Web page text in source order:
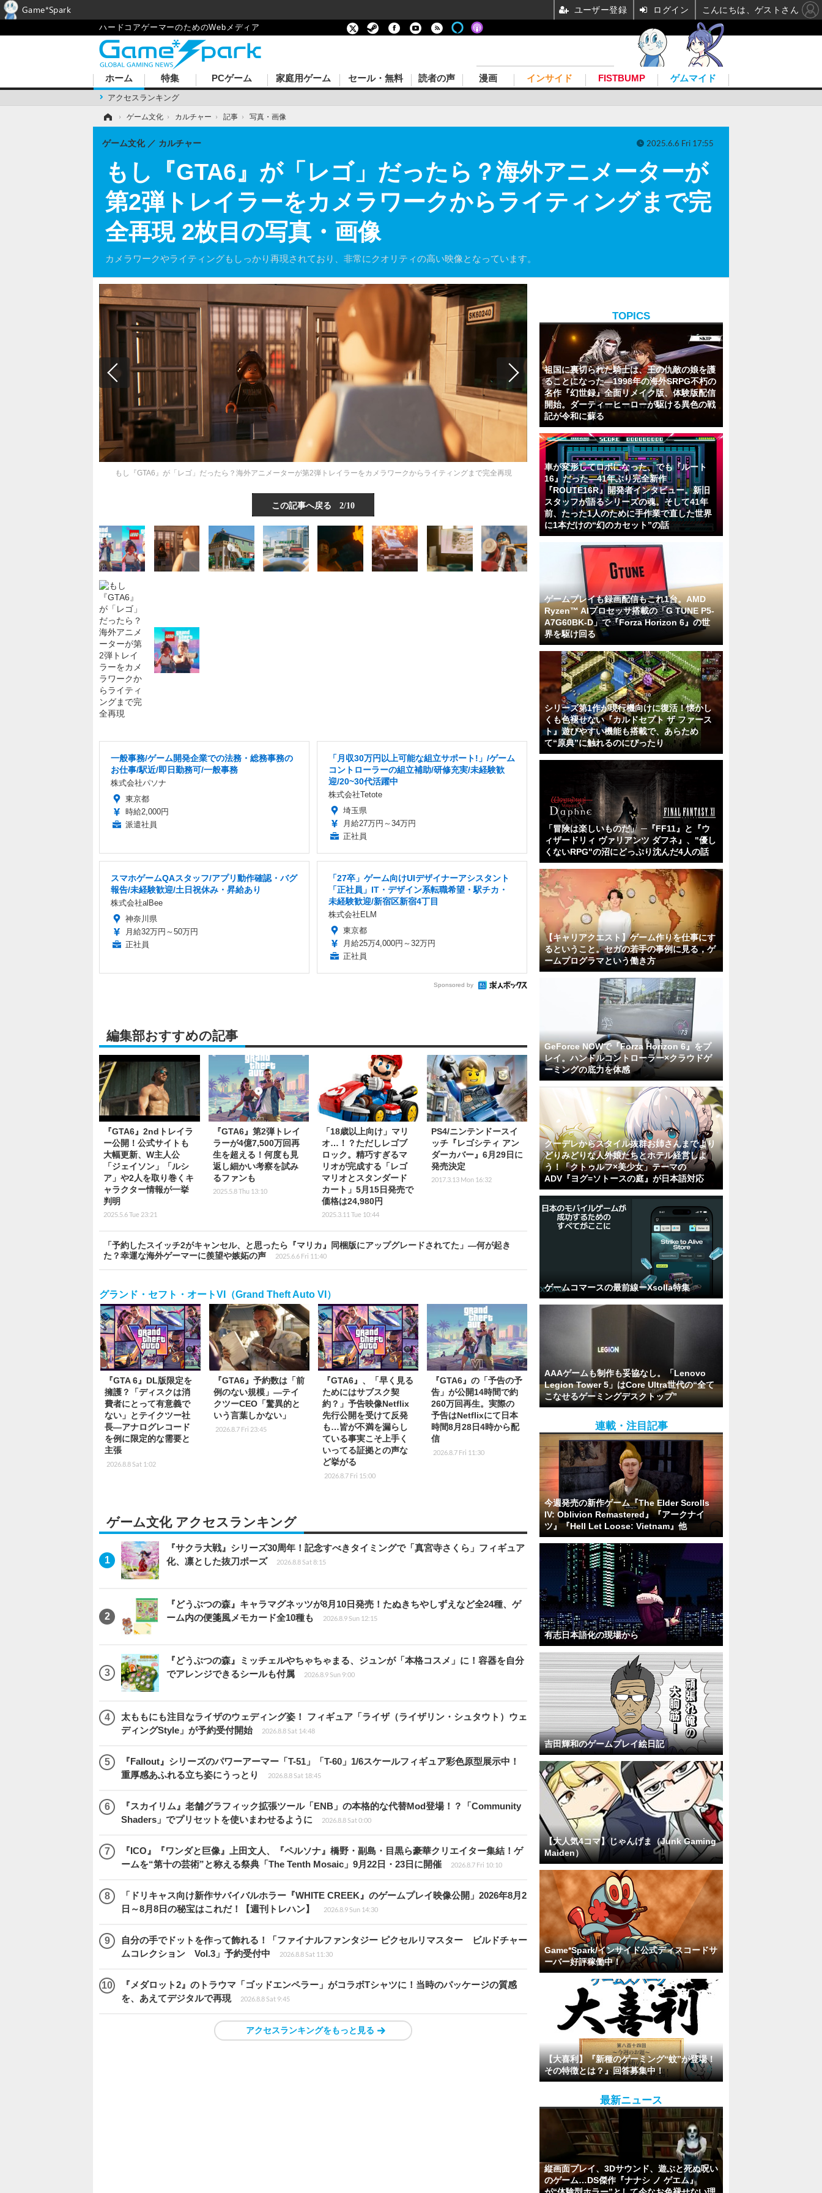
ハードコアゲーマーのためのWebメディア
ホーム
アクセスランキング
特集 PCゲーム 家庭用ゲーム セール・無料 読者の声 漫画 インサイド FISTBUMP ゲムマイド
› ゲーム文化 › カルチャー › 記事 › 写真・画像
もし『GTA6』が「レゴ」だったら？海外アニメーターが
第2弾トレイラーをカメラワークからライティングまで完
全再現 2枚目の写真・画像
カメラワークやライティングもしっかり再現されており、非常にクオリティの高い映像となっています。
ゲーム文化 カルチャー 2025.6.6 Fri 17:55
もし『GTA6』が「レゴ」だったら？海外アニメーターが第2弾トレイラーをカメラワークからライティングまで完全再現
この記事へ戻る 2/10
一般事務/ゲーム開発企業での法務・総務事務の
お仕事/駅近/即日勤務可/一般事務
株式会社パソナ
東京都
時給2,000円
派遣社員
「月収30万円以上可能な組立サポート!」/ゲーム
コントローラーの組立補助/研修充実/未経験歓
迎/20~30代活躍中
株式会社Tetote
埼玉県
月給27万円～34万円
正社員
スマホゲームQAスタッフ/アプリ動作確認・バグ
報告/未経験歓迎/土日祝休み・昇給あり
株式会社alBee
神奈川県
月給32万円～50万円
正社員
「27卒」ゲーム向けUIデザイナーアシスタント
「正社員」IT・デザイン系転職希望・駅チカ・
未経験歓迎/新宿区新宿4丁目
株式会社ELM
東京都
月給25万4,000円～32万円
正社員
Sponsored by
編集部おすすめの記事
『GTA6』2ndトレイラ
ー公開！公式サイトも
大幅更新、W主人公
「ジェイソン」「ルシ
ア」や2人を取り巻くキ
ャラクター情報が一挙
判明
2025.5.6 Tue 23:21
『GTA6』第2弾トレイ
ラーが4億7,500万回再
生を超える！何度も見
返し細かい考察を試み
るファンも
2025.5.8 Thu 13:10
「18歳以上向け」マリ
オ…！？ただしレゴブ
ロック。精巧すぎるマ
リオが完成する「レゴ
マリオとスタンダード
カート」5月15日発売で
価格は24,980円
2025.3.11 Tue 10:44
PS4/ニンテンドースイ
ッチ『レゴシティ アン
ダーカバー』6月29日に
発売決定
2017.3.13 Mon 16:32
「予約したスイッチ2がキャンセル、と思ったら『マリカ』同梱版にアップグレードされてた」―何が起き
た？幸運な海外ゲーマーに羨望や嫉妬の声
2025.6.6 Fri 11:40
グランド・セフト・オートVI（Grand Theft Auto VI）
『GTA 6』DL版限定を
擁護？「ディスクは消
費者にとって有意義で
ない」とテイクツー社
長―アナログレコード
を例に限定的な需要と
主張
2026.8.8 Sat 1:02
『GTA6』予約数は「前
例のない規模」―テイ
クツーCEO「驚異的と
いう言葉しかない」
2026.8.7 Fri 23:45
『GTA6』、「早く見る
ためにはサブスク契
約？」予告映像Netflix
先行公開を受けて反発
も…皆が不満を漏らし
ている事実こそ上手く
いってる証拠との声な
ど挙がる
2026.8.7 Fri 15:00
『GTA6』の「予告の予
告」が公開14時間で約
260万回再生。実際の
予告はNetflixにて日本
時間8月28日4時から配
信
2026.8.7 Fri 11:30
ゲーム文化 アクセスランキング
『サクラ大戦』シリーズ30周年！記念すべきタイミングで「真宮寺さくら」フィギュア
化、凛とした抜刀ポーズ
2026.8.8 Sat 8:15
『どうぶつの森』キャラマグネッツが8月10日発売！たぬきちやしずえなど全24種、ゲ
ーム内の便箋風メモカード全10種も
2026.8.9 Sun 12:15
『どうぶつの森』ミッチェルやちゃちゃまる、ジュンが「本格コスメ」に！容器を自分
でアレンジできるシールも付属
2026.8.9 Sun 9:00
太ももにも注目なライザのウェディング姿！ フィギュア「ライザ（ライザリン・シュタウト）ウェ
ディングStyle」が予約受付開始
2026.8.8 Sat 14:48
『Fallout』シリーズのパワーアーマー「T-51」「T-60」1/6スケールフィギュア彩色原型展示中！
重厚感あふれる立ち姿にうっとり
2026.8.8 Sat 18:45
『スカイリム』老舗グラフィック拡張ツール「ENB」の本格的な代替Mod登場！？「Community
Shaders」でプリセットを使いまわせるように
2026.8.8 Sat 0:00
『ICO』『ワンダと巨像』上田文人、『ペルソナ』橋野・副島・目黒ら豪華クリエイター集結！ゲ
ームを“第十の芸術”と称える祭典「The Tenth Mosaic」9月22日・23日に開催
2026.8.7 Fri 10:10
「ドリキャス向け新作サバイバルホラー『WHITE CREEK』のゲームプレイ映像公開」2026年8月2
日～8月8日の秘宝はこれだ！【週刊トレハン】
2026.8.9 Sun 14:30
自分の手でドットを作って飾れる！「ファイナルファンタジー ピクセルリマスター ビルドチャー
ムコレクション Vol.3」予約受付中
2026.8.8 Sat 11:30
『メダロット2』のトラウマ「ゴッドエンペラー」がコラボTシャツに！当時のパッケージの質感
を、あえてデジタルで再現
2026.8.8 Sat 9:45
アクセスランキングをもっと見る
TOPICS
祖国に裏切られた騎士は、王の仇敵の娘を護
ることになった―1998年の海外SRPG不朽の
名作『幻世録』全面リメイク版、体験版配信
開始。ダーティーヒーローが駆ける異色の戦
記が令和に蘇る
車が変形してロボになった、でも『ルート
16』だった―41年ぶり完全新作
『ROUTE16R』開発者インタビュー。新旧
スタッフが語るシリーズの魂。そして41年
前、たった1人のために手作業で直した世界
に1本だけの“幻のカセット”の話
ゲームプレイも録画配信もこれ1台。AMD
Ryzen™ AIプロセッサ搭載の「G TUNE P5-
A7G60BK-D」で『Forza Horizon 6』の世
界を駆け回る
シリーズ第1作が現行機向けに復活！懐かし
くも色褪せない『カルドセプト ザ ファース
ト』遊びやすい機能も搭載で、あらため
て“原典”に触れるのにぴったり
「冒険は楽しいものだ」 ─『FF11』と『ウ
ィザードリィ ヴァリアンツ ダフネ』、"優し
くないRPG"の沼にどっぷり沈んだ4人の話
【キャリアクエスト】ゲーム作りを仕事にす
るということ。セガの若手の事例に見る，ゲ
ームプログラマという働き方
GeForce NOWで『Forza Horizon 6』をプ
レイ。ハンドルコントローラー×クラウドゲ
ーミングの底力を体感
クーデレからスタイル抜群お姉さんまでより
どりみどりな人外娘たちとホテル経営しよ
う！「クトゥルフ×美少女」テーマの
ADV『ヨグ=ソトースの庭』が日本語対応
ゲームコマースの最前線ーXsolla特集
AAAゲームも制作も妥協なし。「Lenovo
Legion Tower 5」はCore Ultra世代の“全て
こなせるゲーミングデスクトップ”
連載・注目記事
今週発売の新作ゲーム『The Elder Scrolls
IV: Oblivion Remastered』『アークナイ
ツ』『Hell Let Loose: Vietnam』他
有志日本語化の現場から
吉田輝和のゲームプレイ絵日記
【大人気4コマ】じゃんげま（Junk Gaming
Maiden）
Game*Spark/インサイド公式ディスコードサ
ーバー好評稼働中！
【大喜利】『新種のゲーミング“蚊”が登場！
その特徴とは？』回答募集中！
最新ニュース
縦画面プレイ、3Dサウンド、遊ぶと死ぬ呪い
のゲーム…DS傑作『ナナシ ノ ゲエム』
Game*Spark ユーザー登録 ログイン こんにちは、ゲストさん